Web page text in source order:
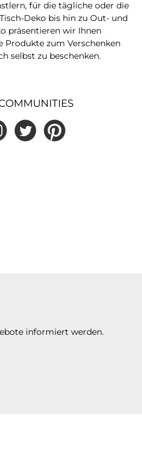
für die tägliche oder die
Deko bis hin zu Out- und
präsentieren wir Ihnen
Produkte zum Verschenken
selbst zu beschenken.
Twitter Pinterest
informiert werden.